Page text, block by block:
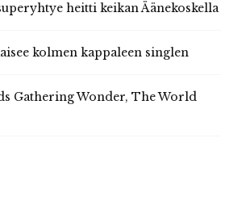
heitti keikan Äänekoskella
kolmen kappaleen singlen
Gathering Wonder, The World